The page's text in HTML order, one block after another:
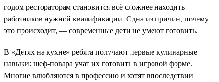
годом рестораторам становится всё сложнее находить
работников нужной квалификации. Одна из причин, почему
это происходит, — современные дети не умеют готовить.
В «Детях на кухне» ребята получают первые кулинарные
навыки: шеф-повара учат их готовить в игровой форме.
Многие влюбляются в профессию и хотят впоследствии